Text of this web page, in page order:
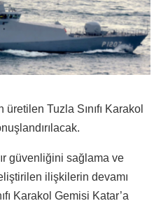
Tuzla Sınıfı Karakol
güvenliğini sağlama ve
ilişkilerin devamı
Karakol Gemisi Katar’a